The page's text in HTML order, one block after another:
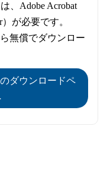
、Adobe Acrobat
）が必要です。
無償でダウンロー
のダウンロードペ